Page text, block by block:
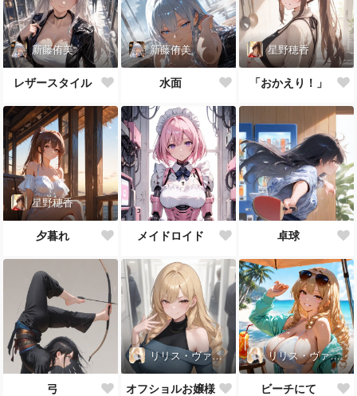
新藤侑美
レザースタイル
新藤侑美
水面
星野穂香
「おかえり！」
星野穂香
夕暮れ メイドロイド 卓球
弓
リリス・ヴァレンタイン
オフショルお嬢様
リリス・ヴァレンタイン
ビーチにて